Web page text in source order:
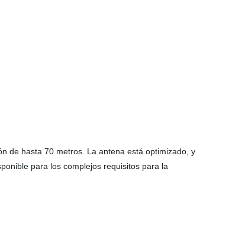
de hasta 70 metros. La antena está optimizado, y
para los complejos requisitos para la